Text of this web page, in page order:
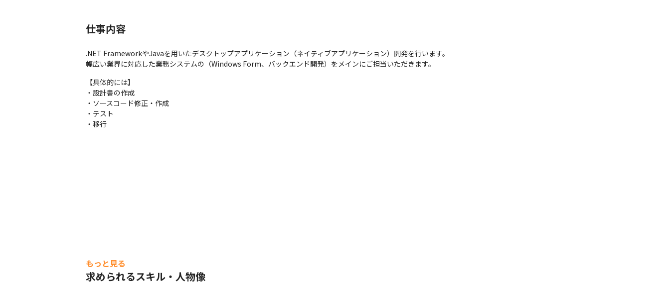
仕事内容
.NET FrameworkやJavaを用いたデスクトップアプリケーション（ネイティブアプリケーション）開発を行います。
幅広い業界に対応した業務システムの（Windows Form、バックエンド開発）をメインにご担当いただきます。
【具体的には】
・設計書の作成
・ソースコード修正・作成
・テスト
・移行
もっと見る
求められるスキル・人物像